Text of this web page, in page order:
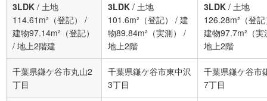
3LDK / 土地
114.61m²（登記）
/
建物97.14m²（登記）
/ 地上2階建
3LDK / 土地
101.6m²（登記）
/ 建
物89.84m²（実測）
/
地上2階
3LDK / 土地
126.28m²（登
建物97.7m²（実
地上2階
千葉県鎌ケ谷市丸山2
丁目
千葉県鎌ケ谷市東中沢
3丁目
千葉県鎌ケ谷市
7丁目